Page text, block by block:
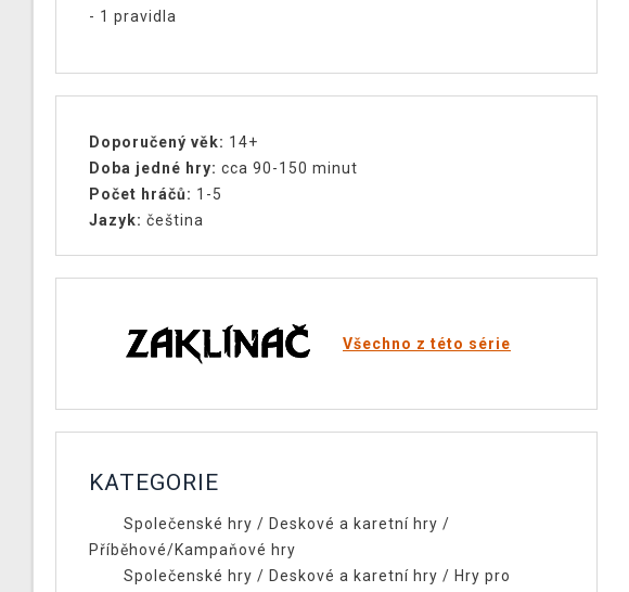
- 1 pravidla
Doporučený věk: 14+
Doba jedné hry: cca 90-150 minut
Počet hráčů: 1-5
Jazyk: čeština
Všechno z této série
KATEGORIE
Společenské hry / Deskové a karetní hry /
Příběhové/Kampaňové hry
Společenské hry / Deskové a karetní hry / Hry pro